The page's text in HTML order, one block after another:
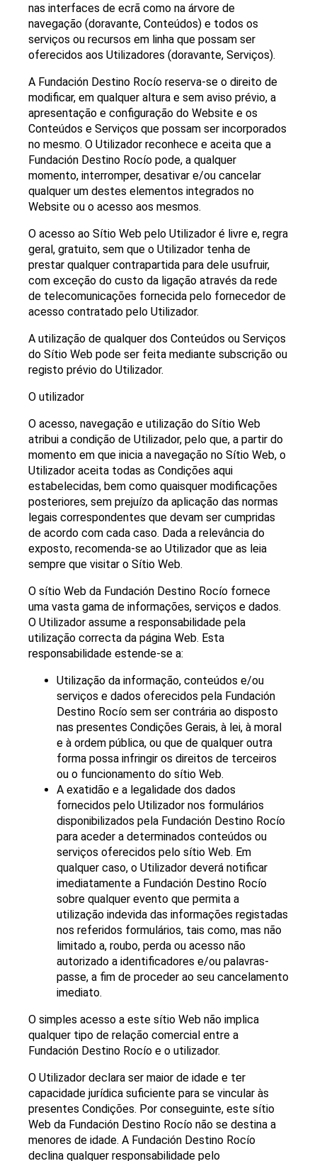
nas interfaces de ecrã como na árvore de
navegação (doravante, Conteúdos) e todos os
serviços ou recursos em linha que possam ser
oferecidos aos Utilizadores (doravante, Serviços).
A Fundación Destino Rocío reserva-se o direito de
modificar, em qualquer altura e sem aviso prévio, a
apresentação e configuração do Website e os
Conteúdos e Serviços que possam ser incorporados
no mesmo. O Utilizador reconhece e aceita que a
Fundación Destino Rocío pode, a qualquer
momento, interromper, desativar e/ou cancelar
qualquer um destes elementos integrados no
Website ou o acesso aos mesmos.
O acesso ao Sítio Web pelo Utilizador é livre e, regra
geral, gratuito, sem que o Utilizador tenha de
prestar qualquer contrapartida para dele usufruir,
com exceção do custo da ligação através da rede
de telecomunicações fornecida pelo fornecedor de
acesso contratado pelo Utilizador.
A utilização de qualquer dos Conteúdos ou Serviços
do Sítio Web pode ser feita mediante subscrição ou
registo prévio do Utilizador.
O utilizador
O acesso, navegação e utilização do Sítio Web
atribui a condição de Utilizador, pelo que, a partir do
momento em que inicia a navegação no Sítio Web, o
Utilizador aceita todas as Condições aqui
estabelecidas, bem como quaisquer modificações
posteriores, sem prejuízo da aplicação das normas
legais correspondentes que devam ser cumpridas
de acordo com cada caso. Dada a relevância do
exposto, recomenda-se ao Utilizador que as leia
sempre que visitar o Sítio Web.
O sítio Web da Fundación Destino Rocío fornece
uma vasta gama de informações, serviços e dados.
O Utilizador assume a responsabilidade pela
utilização correcta da página Web. Esta
responsabilidade estende-se a:
Utilização da informação, conteúdos e/ou
serviços e dados oferecidos pela Fundación
Destino Rocío sem ser contrária ao disposto
nas presentes Condições Gerais, à lei, à moral
e à ordem pública, ou que de qualquer outra
forma possa infringir os direitos de terceiros
ou o funcionamento do sítio Web.
A exatidão e a legalidade dos dados
fornecidos pelo Utilizador nos formulários
disponibilizados pela Fundación Destino Rocío
para aceder a determinados conteúdos ou
serviços oferecidos pelo sítio Web. Em
qualquer caso, o Utilizador deverá notificar
imediatamente a Fundación Destino Rocío
sobre qualquer evento que permita a
utilização indevida das informações registadas
nos referidos formulários, tais como, mas não
limitado a, roubo, perda ou acesso não
autorizado a identificadores e/ou palavras-
passe, a fim de proceder ao seu cancelamento
imediato.
O simples acesso a este sítio Web não implica
qualquer tipo de relação comercial entre a
Fundación Destino Rocío e o utilizador.
O Utilizador declara ser maior de idade e ter
capacidade jurídica suficiente para se vincular às
presentes Condições. Por conseguinte, este sítio
Web da Fundación Destino Rocío não se destina a
menores de idade. A Fundación Destino Rocío
declina qualquer responsabilidade pelo